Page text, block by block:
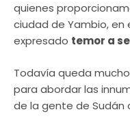
quienes
ciudad de Yambio, en
expresado temor a
Todavía queda
para abordar las
de la gente de Sudán